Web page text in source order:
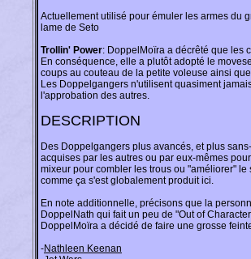
Actuellement utilisé pour émuler les armes du
lame de Seto
Trollin' Power: DoppelMoïra a décrêté que les
En conséquence, elle a plutôt adopté le
coups au couteau de la petite voleuse ainsi
Les Doppelgangers n'utilisent quasiment
l'approbation des autres.
DESCRIPTION
Des Doppelgangers plus avancés, et plus
acquises par les autres ou par eux-mêmes
mixeur pour combler les trous ou "améliorer"
comme ça s'est globalement produit ici.
En note additionnelle, précisons que la
DoppelNath qui fait un peu de "Out of
DoppelMoïra a décidé de faire une grosse
-Nathleen Keenan